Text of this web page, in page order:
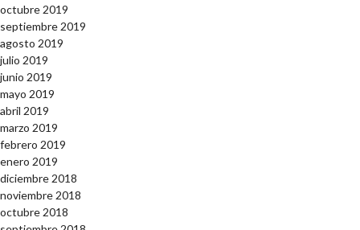
octubre 2019
septiembre 2019
agosto 2019
julio 2019
junio 2019
mayo 2019
abril 2019
marzo 2019
febrero 2019
enero 2019
diciembre 2018
noviembre 2018
octubre 2018